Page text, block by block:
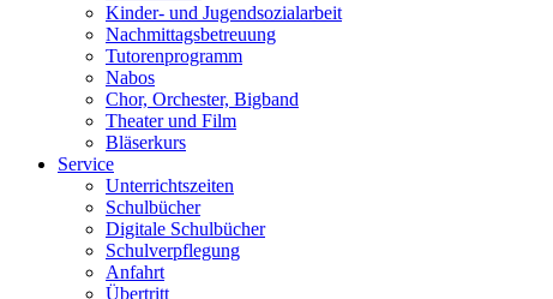
Kinder- und Jugendsozialarbeit
Nachmittagsbetreuung
Tutorenprogramm
Nabos
Chor, Orchester, Bigband
Theater und Film
Bläserkurs
Service
Unterrichtszeiten
Schulbücher
Digitale Schulbücher
Schulverpflegung
Anfahrt
Übertritt